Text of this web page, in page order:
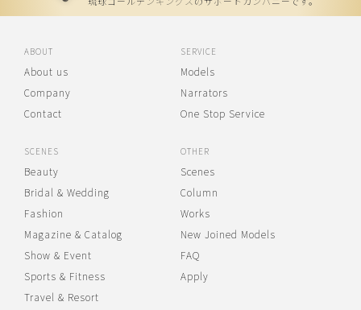
ABOUT
About us
Company
Contact
SERVICE
Models
Narrators
One Stop Service
SCENES
Beauty
Bridal & Wedding
Fashion
Magazine & Catalog
Show & Event
Sports & Fitness
Travel & Resort
OTHER
Scenes
Column
Works
New Joined Models
FAQ
Apply